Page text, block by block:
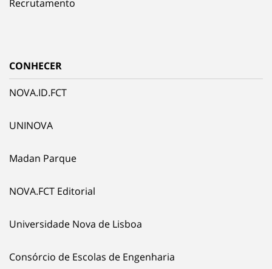
Recrutamento
CONHECER
NOVA.ID.FCT
UNINOVA
Madan Parque
NOVA.FCT Editorial
Universidade Nova de Lisboa
Consórcio de Escolas de Engenharia